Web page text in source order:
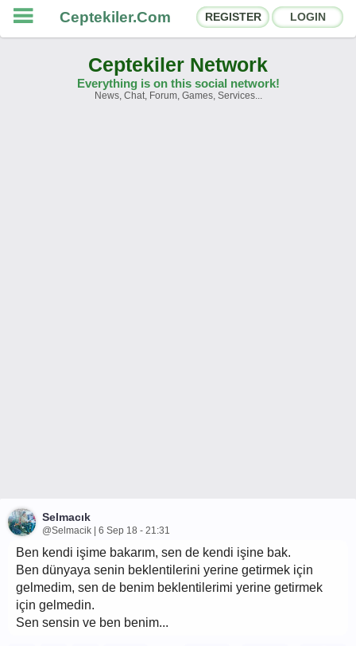
Ceptekiler.Com REGISTER LOGIN
Ceptekiler Network
Everything is on this social network!
News, Chat, Forum, Games, Services...
Selmacık
@Selmacik | 6 Sep 18 - 21:31
Ben kendi işime bakarım, sen de kendi işine bak.
Ben dünyaya senin beklentilerini yerine getirmek için
gelmedim, sen de benim beklentilerimi yerine getirmek
için gelmedin.
Sen sensin ve ben benim...